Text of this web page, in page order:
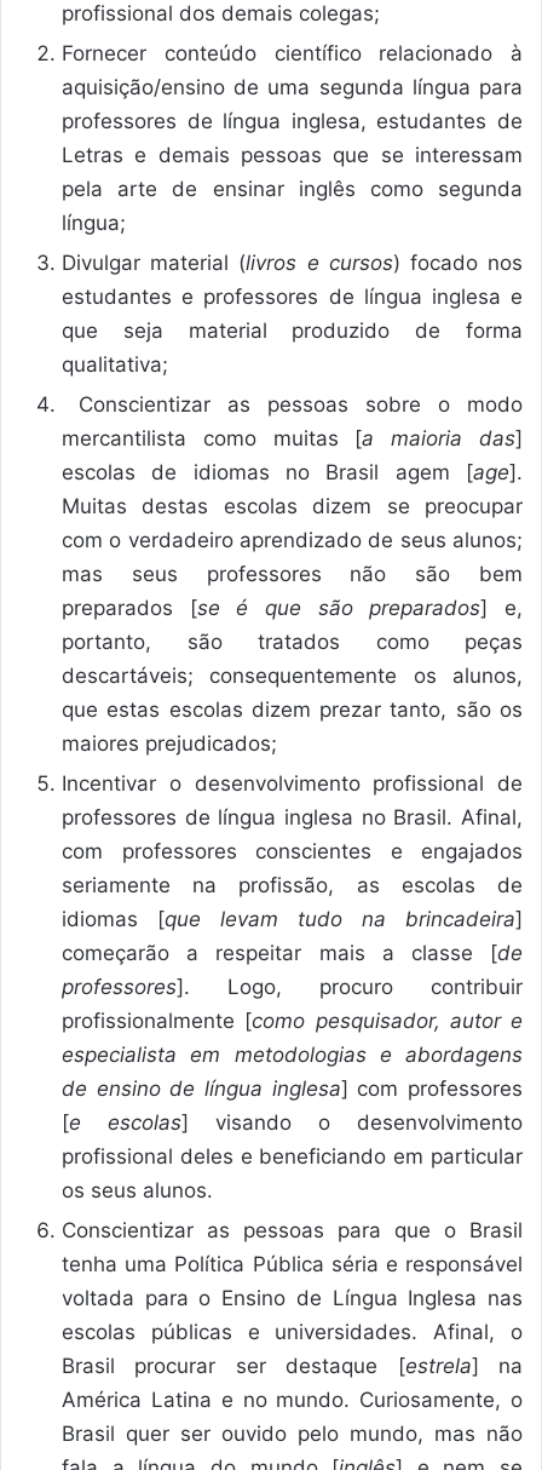
profissional dos demais colegas;
Fornecer conteúdo científico relacionado à
aquisição/ensino de uma segunda língua para
professores de língua inglesa, estudantes de
Letras e demais pessoas que se interessam
pela arte de ensinar inglês como segunda
língua;
Divulgar material (livros e cursos) focado nos
estudantes e professores de língua inglesa e
que seja material produzido de forma
qualitativa;
Conscientizar as pessoas sobre o modo
mercantilista como muitas [a maioria das]
escolas de idiomas no Brasil agem [age].
Muitas destas escolas dizem se preocupar
com o verdadeiro aprendizado de seus alunos;
mas seus professores não são bem
preparados [se é que são preparados] e,
portanto, são tratados como peças
descartáveis; consequentemente os alunos,
que estas escolas dizem prezar tanto, são os
maiores prejudicados;
Incentivar o desenvolvimento profissional de
professores de língua inglesa no Brasil. Afinal,
com professores conscientes e engajados
seriamente na profissão, as escolas de
idiomas [que levam tudo na brincadeira]
começarão a respeitar mais a classe [de
professores]. Logo, procuro contribuir
profissionalmente [como pesquisador, autor e
especialista em metodologias e abordagens
de ensino de língua inglesa] com professores
[e escolas] visando o desenvolvimento
profissional deles e beneficiando em particular
os seus alunos.
Conscientizar as pessoas para que o Brasil
tenha uma Política Pública séria e responsável
voltada para o Ensino de Língua Inglesa nas
escolas públicas e universidades. Afinal, o
Brasil procurar ser destaque [estrela] na
América Latina e no mundo. Curiosamente, o
Brasil quer ser ouvido pelo mundo, mas não